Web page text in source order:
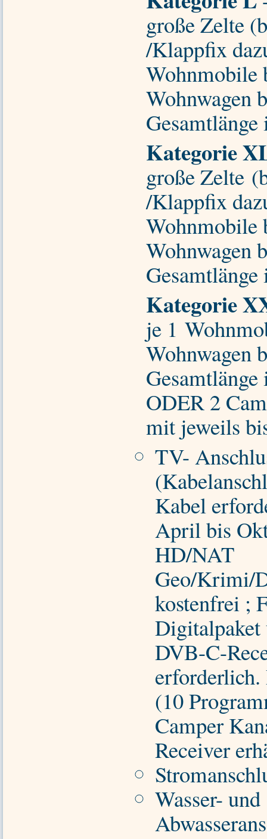
große Zelte
/Klappfix
Wohnmobile
Wohnwagen
Kategorie
große Zelte
/Klappfix
Wohnmobile
Wohnwagen
Kategorie
je 1
Wohnwagen
ODER 2
mit jeweils
TV-
Kabel
April bis
HD/NAT
Geo/Krimi/
kostenfrei ;
DVB-C-
erforderlich.
(10
Camper
Receiver
Wasser- und